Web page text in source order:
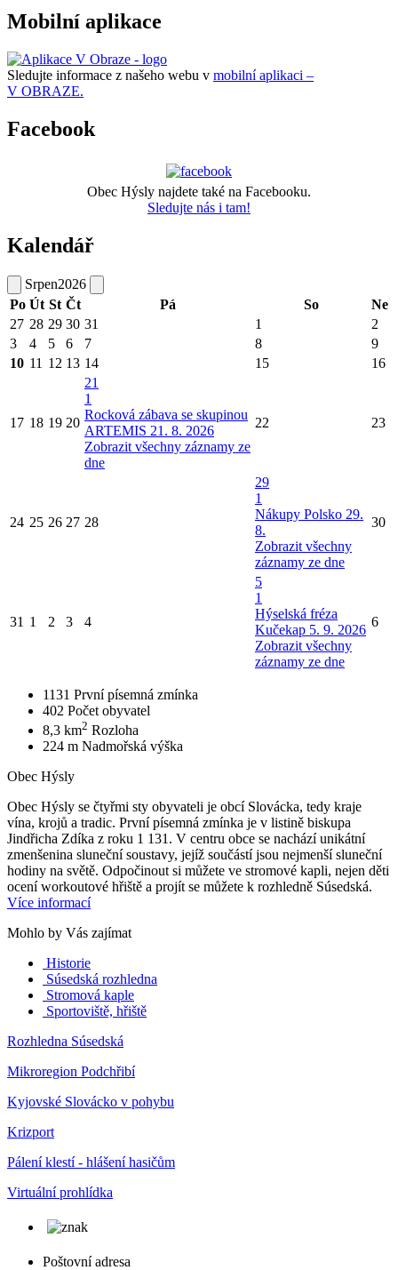
Mobilní aplikace
Sledujte informace z našeho webu v mobilní aplikaci –
V OBRAZE.
Facebook
Obec Hýsly najdete také na Facebooku.
Sledujte nás i tam!
Kalendář
Srpen2026
Po Út St Čt Pá So
Ne
27 28 29 30 31 1
2
3
4 5 6 7 8
9
10 11 12 13 14 15 16
17 18 19 20
21
1
Rocková zábava se skupinou
ARTEMIS 21. 8. 2026
Zobrazit všechny záznamy ze
dne
22 23
24 25 26 27 28
29
1
Nákupy Polsko 29.
8.
Zobrazit všechny
záznamy ze dne
30
31 1 2 3 4
5
1
Hýselská fréza
Kučekap 5. 9. 2026
Zobrazit všechny
záznamy ze dne
6
1131 První písemná zmínka
402 Počet obyvatel
8,3 km2 Rozloha
224 m Nadmořská výška
Obec Hýsly
Obec Hýsly se čtyřmi sty obyvateli je obcí Slovácka, tedy kraje
vína, krojů a tradic. První písemná zmínka je v listině biskupa
Jindřicha Zdíka z roku 1 131. V centru obce se nachází unikátní
zmenšenina sluneční soustavy, jejíž součástí jsou nejmenší sluneční
hodiny na světě. Odpočinout si můžete ve stromové kapli, nejen děti
ocení workoutové hřiště a projít se můžete k rozhledně Súsedská.
Více informací
Mohlo by Vás zajímat
Historie
Súsedská rozhledna
Stromová kaple
Sportoviště, hřiště
Rozhledna Súsedská
Mikroregion Podchřibí
Kyjovské Slovácko v pohybu
Krizport
Pálení klestí - hlášení hasičům
Virtuální prohlídka
Poštovní adresa